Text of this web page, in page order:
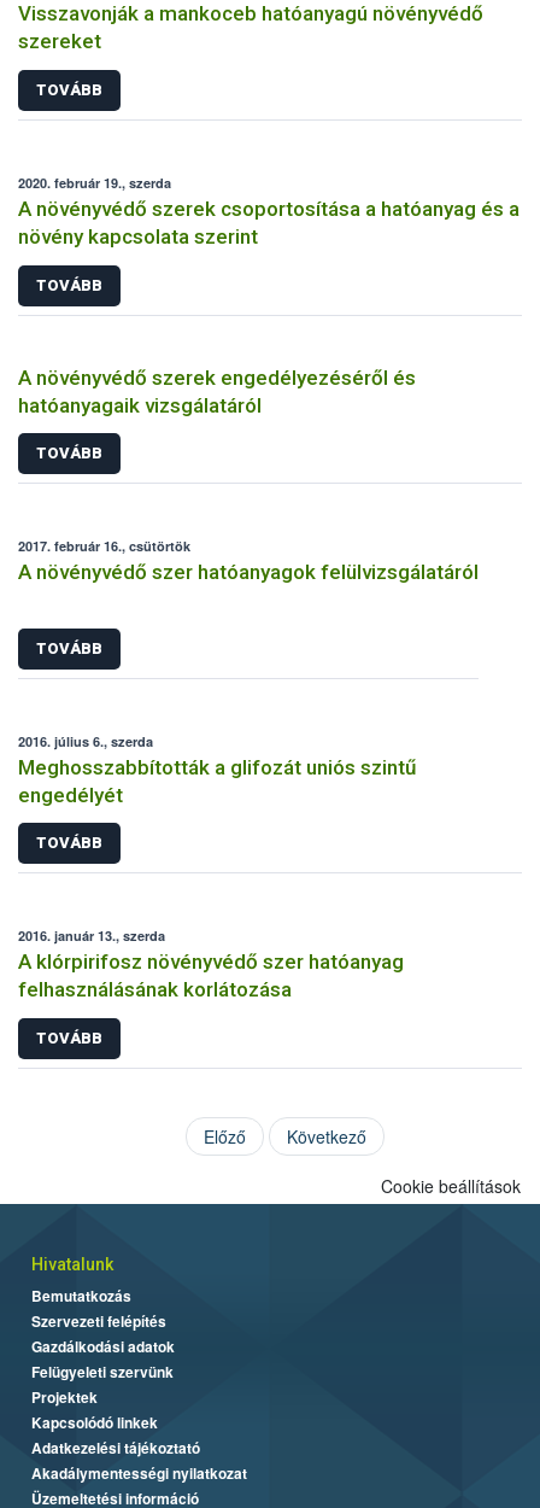
Visszavonják a mankoceb hatóanyagú növényvédő
szereket
TOVÁBB
2020. február 19., szerda
A növényvédő szerek csoportosítása a hatóanyag és a
növény kapcsolata szerint
TOVÁBB
A növényvédő szerek engedélyezéséről és
hatóanyagaik vizsgálatáról
TOVÁBB
2017. február 16., csütörtök
A növényvédő szer hatóanyagok felülvizsgálatáról
TOVÁBB
2016. július 6., szerda
Meghosszabbították a glifozát uniós szintű
engedélyét
TOVÁBB
2016. január 13., szerda
A klórpirifosz növényvédő szer hatóanyag
felhasználásának korlátozása
TOVÁBB
Előző Következő
Cookie beállítások
Hivatalunk
Bemutatkozás
Szervezeti felépítés
Gazdálkodási adatok
Felügyeleti szervünk
Projektek
Kapcsolódó linkek
Adatkezelési tájékoztató
Akadálymentességi nyilatkozat
Üzemeltetési információ